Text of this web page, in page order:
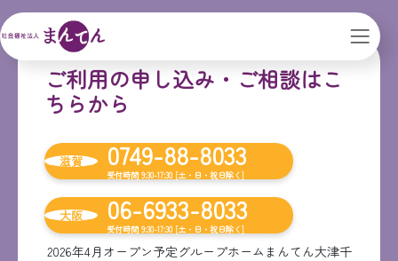
ご利用の申し込み・ご相談はこ
ちらから
滋賀 0749-88-8033
受付時間 9:30-17:30 [土・日・祝日除く]
大阪 06-6933-8033
受付時間 9:30-17:30 [土・日・祝日除く]
2026年4月オープン予定グループホームまんてん大津千